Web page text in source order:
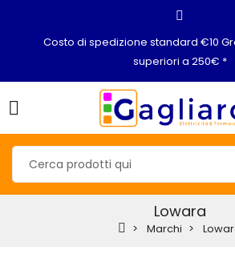
Costo di spedizione standard €10
superiori a 250€ *
Lowara
Marchi